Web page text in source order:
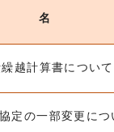
越計算書について
定の一部変更に